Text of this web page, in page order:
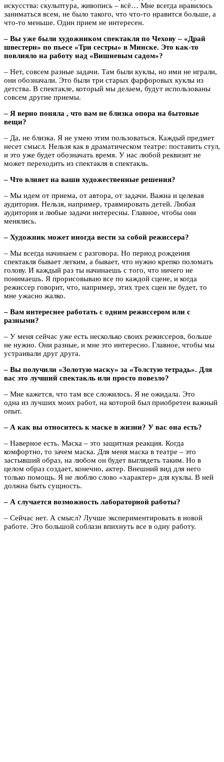
искусства: скульптура, живопись – всё… Мне всегда нравилось
заниматься всем, не было такого, что что-то нравится больше, а
что-то меньше. Один прием не интересен.
– Вы уже были художником спектакля по Чехову – «Драй
швестерн» по пьесе «Три сестры» в Минске. Это как-то
повлияло на работу над «Вишневым садом»?
– Нет, совсем разные задачи. Там были куклы, но ими не играли,
они обозначали. Это были три старых фарфоровых куклы из
детства. В спектакле, который мы делаем, будут использованы
совсем другие приемы.
– Я верно поняла , что вам не близка опора на бытовые
вещи?
– Да, не близка. Я не умею этим пользоваться. Каждый предмет
несет смысл. Нельзя как в драматическом театре: поставить стул,
и это уже будет обозначать время. У нас любой реквизит не
может переходить из спектакля в спектакль.
– Что влияет на ваши художественные решения?
– Мы идем от приема, от автора, от задачи. Важна и целевая
аудитория. Нельзя, например, травмировать детей. Любая
аудитория и любые задачи интересны. Главное, чтобы они
менялись.
– Художник может иногда вести за собой режиссера?
– Мы всегда начинаем с разговора. Но период рождения
спектакля бывает легким, а бывает, что нужно крепко поломать
голову. И каждый раз ты начинаешь с того, что ничего не
понимаешь. Я прорисовываю все по каждой сцене, и когда
режиссер говорит, что, например, этих трех сцен не будет, то
мне ужасно жалко.
– Вам интереснее работать с одним режиссером или с
разными?
– У меня сейчас уже есть несколько своих режиссеров, больше
не нужно. Они разные, и мне это интересно. Главное, чтобы мы
устраивали друг друга.
– Вы получили «Золотую маску» за «Толстую тетрадь». Для
вас это лучший спектакль или просто повезло?
– Мне кажется, что там все сложилось. Я не ожидала. Это
одна из лучших моих работ, на которой был приобретен важный
опыт.
– А как вы относитесь к маске в жизни? У вас она есть?
– Наверное есть. Маска – это защитная реакция. Когда
комфортно, то зачем маска. Для меня маска в театре – это
застывший образ, на любом он будет выглядеть таким. Но в
целом образ создает, конечно, актер. Внешний вид для него
только помощь. Я не люблю слово «характер» для куклы. В ней
должна быть сущность.
– А случается возможность лабораторной работы?
– Сейчас нет. А смысл? Лучше экспериментировать в новой
работе. Это большой соблазн впихнуть все в одну работу.